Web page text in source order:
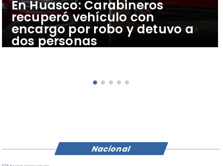
​En Huasco: Carabineros
recuperó vehículo con
encargo por robo y detuvo a
dos personas
Nacional